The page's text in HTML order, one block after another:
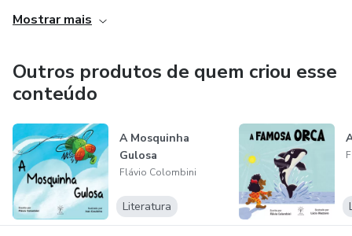
Mostrar mais
Outros produtos de quem criou esse
conteúdo
A Mosquinha
Gulosa
Flávio Colombini
Literatura